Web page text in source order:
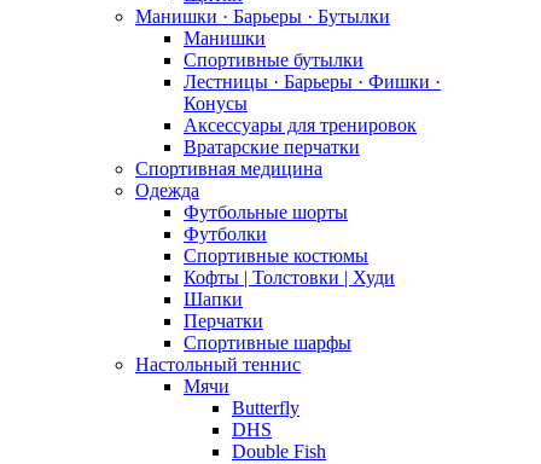
Манишки · Барьеры · Бутылки
Манишки
Спортивные бутылки
Лестницы · Барьеры · Фишки ·
Конусы
Аксессуары для тренировок
Вратарские перчатки
Спортивная медицина
Одежда
Футбольные шорты
Футболки
Спортивные костюмы
Кофты | Толстовки | Худи
Шапки
Перчатки
Спортивные шарфы
Настольный теннис
Мячи
Butterfly
DHS
Double Fish